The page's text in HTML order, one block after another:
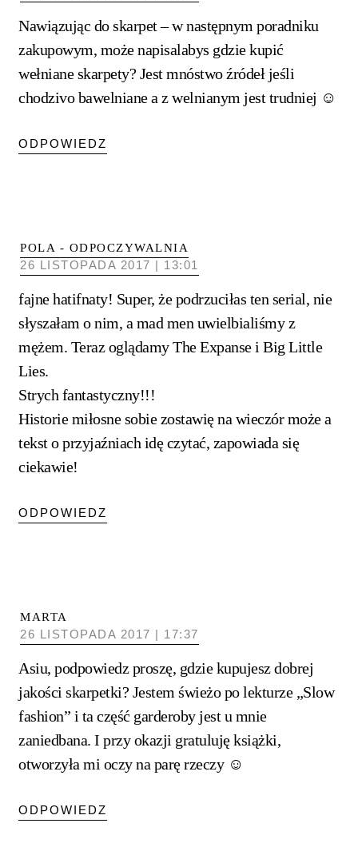
Nawiązując do skarpet – w następnym poradniku
zakupowym, może napisalabys gdzie kupić
wełniane skarpety? Jest mnóstwo źródeł jeśli
chodzivo bawelniane a z welnianym jest trudniej ☺
ODPOWIEDZ
POLA - ODPOCZYWALNIA
26 LISTOPADA 2017 | 13:01
fajne hatifnaty! Super, że podrzuciłas ten serial, nie
słyszałam o nim, a mad men uwielbialiśmy z
mężem. Teraz oglądamy The Expanse i Big Little
Lies.
Strych fantastyczny!!!
Historie miłosne sobie zostawię na wieczór może a
tekst o przyjaźniach idę czytać, zapowiada się
ciekawie!
ODPOWIEDZ
MARTA
26 LISTOPADA 2017 | 17:37
Asiu, podpowiedz proszę, gdzie kupujesz dobrej
jakości skarpetki? Jestem świeżo po lekturze „Slow
fashion” i ta część garderoby jest u mnie
zaniedbana. I przy okazji gratuluję książki,
otworzyła mi oczy na parę rzeczy ☺
ODPOWIEDZ